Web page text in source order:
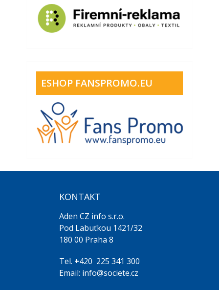
ESHOP FANSPROMO.EU
KONTAKT
Aden CZ info s.r.o.
Pod Labuťkou 1421/32
180 00 Praha 8
Tel. +420 225 341 300
Email: info@societe.cz